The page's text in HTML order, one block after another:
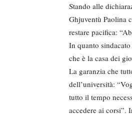
Stando alle
Ghjuventù Paolina
restare pacifica:
In quanto
che è la casa dei
La garanzia che
dell’università:
tutto il tempo
accedere ai corsi”.